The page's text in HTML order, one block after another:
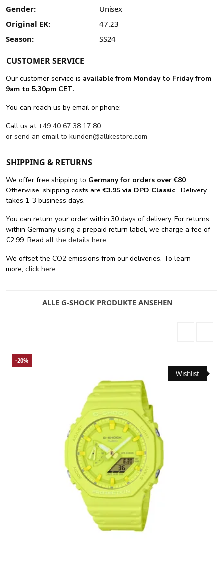
Gender:
Unisex
Original EK:
47.23
Season:
SS24
CUSTOMER SERVICE
Our customer service is available from Monday to Friday from
9am to 5.30pm CET.
You can reach us by email or phone:
Call us at+49 40 67 38 17 80
or send an email to kunden@allikestore.com
SHIPPING & RETURNS
We offer free shipping to Germany for orders over €80 .
Otherwise, shipping costs are€3.95 via DPD Classic . Delivery
takes 1-3 business days.
You can return your order within 30 days of delivery. For returns
within Germany using a prepaid return label, we charge a fee of
€2.99. Read all the details here .
We offset the CO2 emissions from our deliveries. To learn
more, click here .
ALLE G-SHOCK PRODUKTE ANSEHEN
Wishlist
-20%